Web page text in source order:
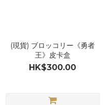
(現貨) ブロッコリー《勇者
王》皮卡盒
HK$300.00